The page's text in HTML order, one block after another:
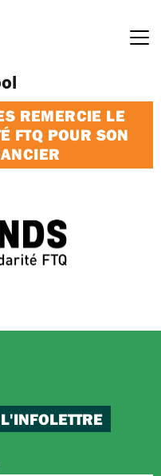
REMERCIE LE
FTQ POUR SON